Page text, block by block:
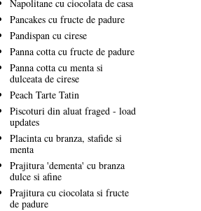
Napolitane cu ciocolata de casa
Pancakes cu fructe de padure
Pandispan cu cirese
Panna cotta cu fructe de padure
Panna cotta cu menta si
dulceata de cirese
Peach Tarte Tatin
Piscoturi din aluat fraged - load
updates
Placinta cu branza, stafide si
menta
Prajitura 'dementa' cu branza
dulce si afine
Prajitura cu ciocolata si fructe
de padure